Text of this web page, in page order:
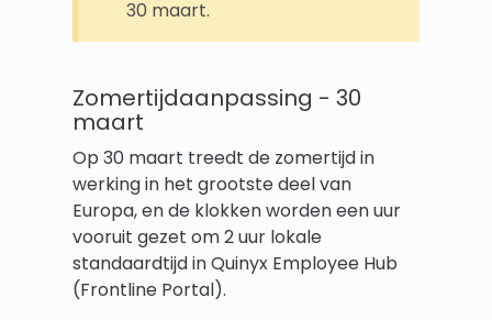
30 maart.
Zomertijdaanpassing - 30
maart
Op 30 maart treedt de zomertijd in
werking in het grootste deel van
Europa, en de klokken worden een uur
vooruit gezet om 2 uur lokale
standaardtijd in Quinyx Employee Hub
(Frontline Portal).